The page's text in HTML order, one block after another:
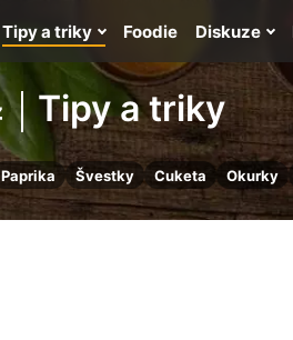
Tipy a triky
Paprika Švestky Cuketa Okurky
Tipy a triky Foodie Diskuze